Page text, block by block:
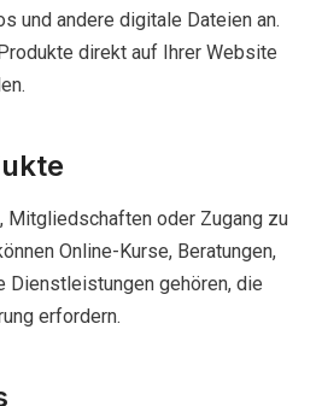
und andere digitale Dateien an.
direkt auf Ihrer Website
Mitgliedschaften oder Zugang zu
Online-Kurse, Beratungen,
Dienstleistungen gehören, die
erfordern.